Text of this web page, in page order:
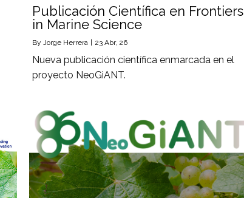
Publicación Científica en Frontiers
in Marine Science
By Jorge Herrera 23 Abr, 26
Nueva publicación científica enmarcada en el
proyecto NeoGiANT.